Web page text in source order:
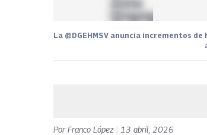
La @DGEHMSV anuncia incrementos
PorFranco López 13 abril, 2026